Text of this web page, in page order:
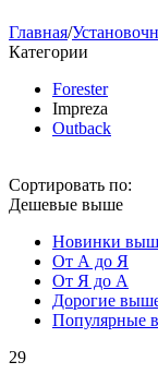
Главная/
Категории
Forester
Impreza
Outback
Сортировать по:
Дешевые выше
Новинки
От А до Я
От Я до А
Дорогие
Популярные
29